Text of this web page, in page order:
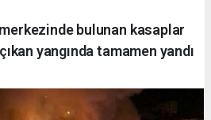
bulunan kasaplar
yangında tamamen yandı